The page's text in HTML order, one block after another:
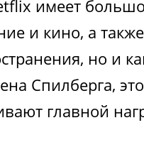
имеет
и кино, а
но и
Спилберга,
главной